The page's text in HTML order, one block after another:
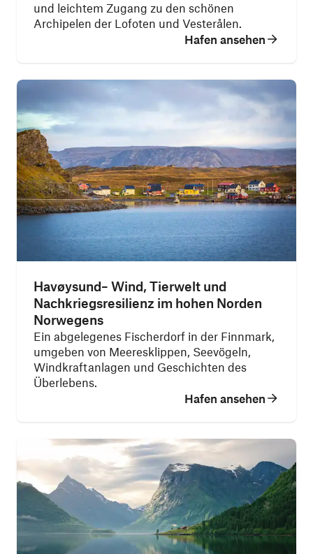
und leichtem Zugang zu den schönen
Archipelen der Lofoten und Vesterålen.
Hafen ansehen
Havøysund– Wind, Tierwelt und
Nachkriegsresilienz im hohen Norden
Norwegens
Ein abgelegenes Fischerdorf in der Finnmark,
umgeben von Meeresklippen, Seevögeln,
Windkraftanlagen und Geschichten des
Überlebens.
Hafen ansehen